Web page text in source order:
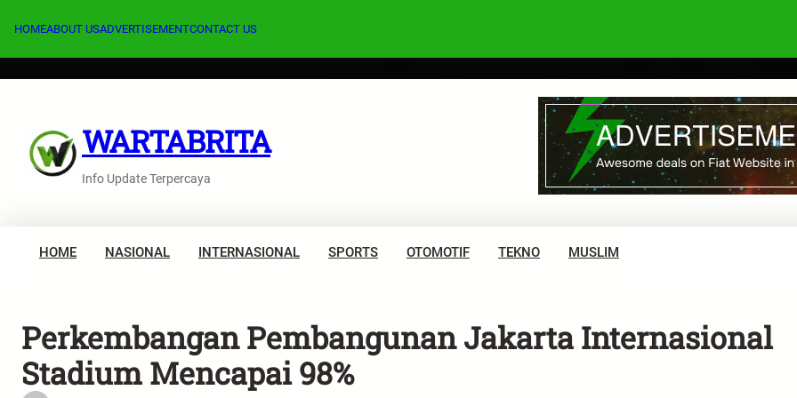
HOMEABOUT USADVERTISEMENTCONTACT US
WARTABRITA
Info Update Terpercaya
HOME NASIONAL INTERNASIONAL SPORTS OTOMOTIF TEKNO MUSLIM
Perkembangan Pembangunan Jakarta Internasional
Stadium Mencapai 98%